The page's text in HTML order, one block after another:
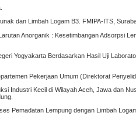
dan Limbah Logam B3. FMIPA-ITS,
Anorganik : Kesetimbangan Adsorpsi
Yogyakarta Berdasarkan Hasil Uji
Pekerjaan Umum (Direktorat
Industri Kecil di Wilayah Aceh, Jawa dan
Pemadatan Lempung dengan Limbah